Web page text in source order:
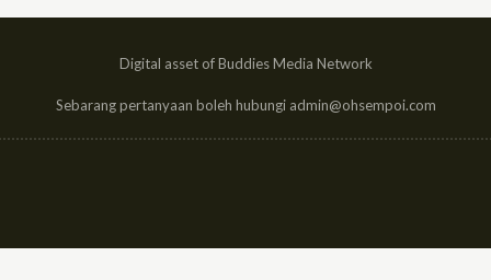
Digital asset of Buddies Media Network
Sebarang pertanyaan boleh hubungi admin@ohsempoi.com